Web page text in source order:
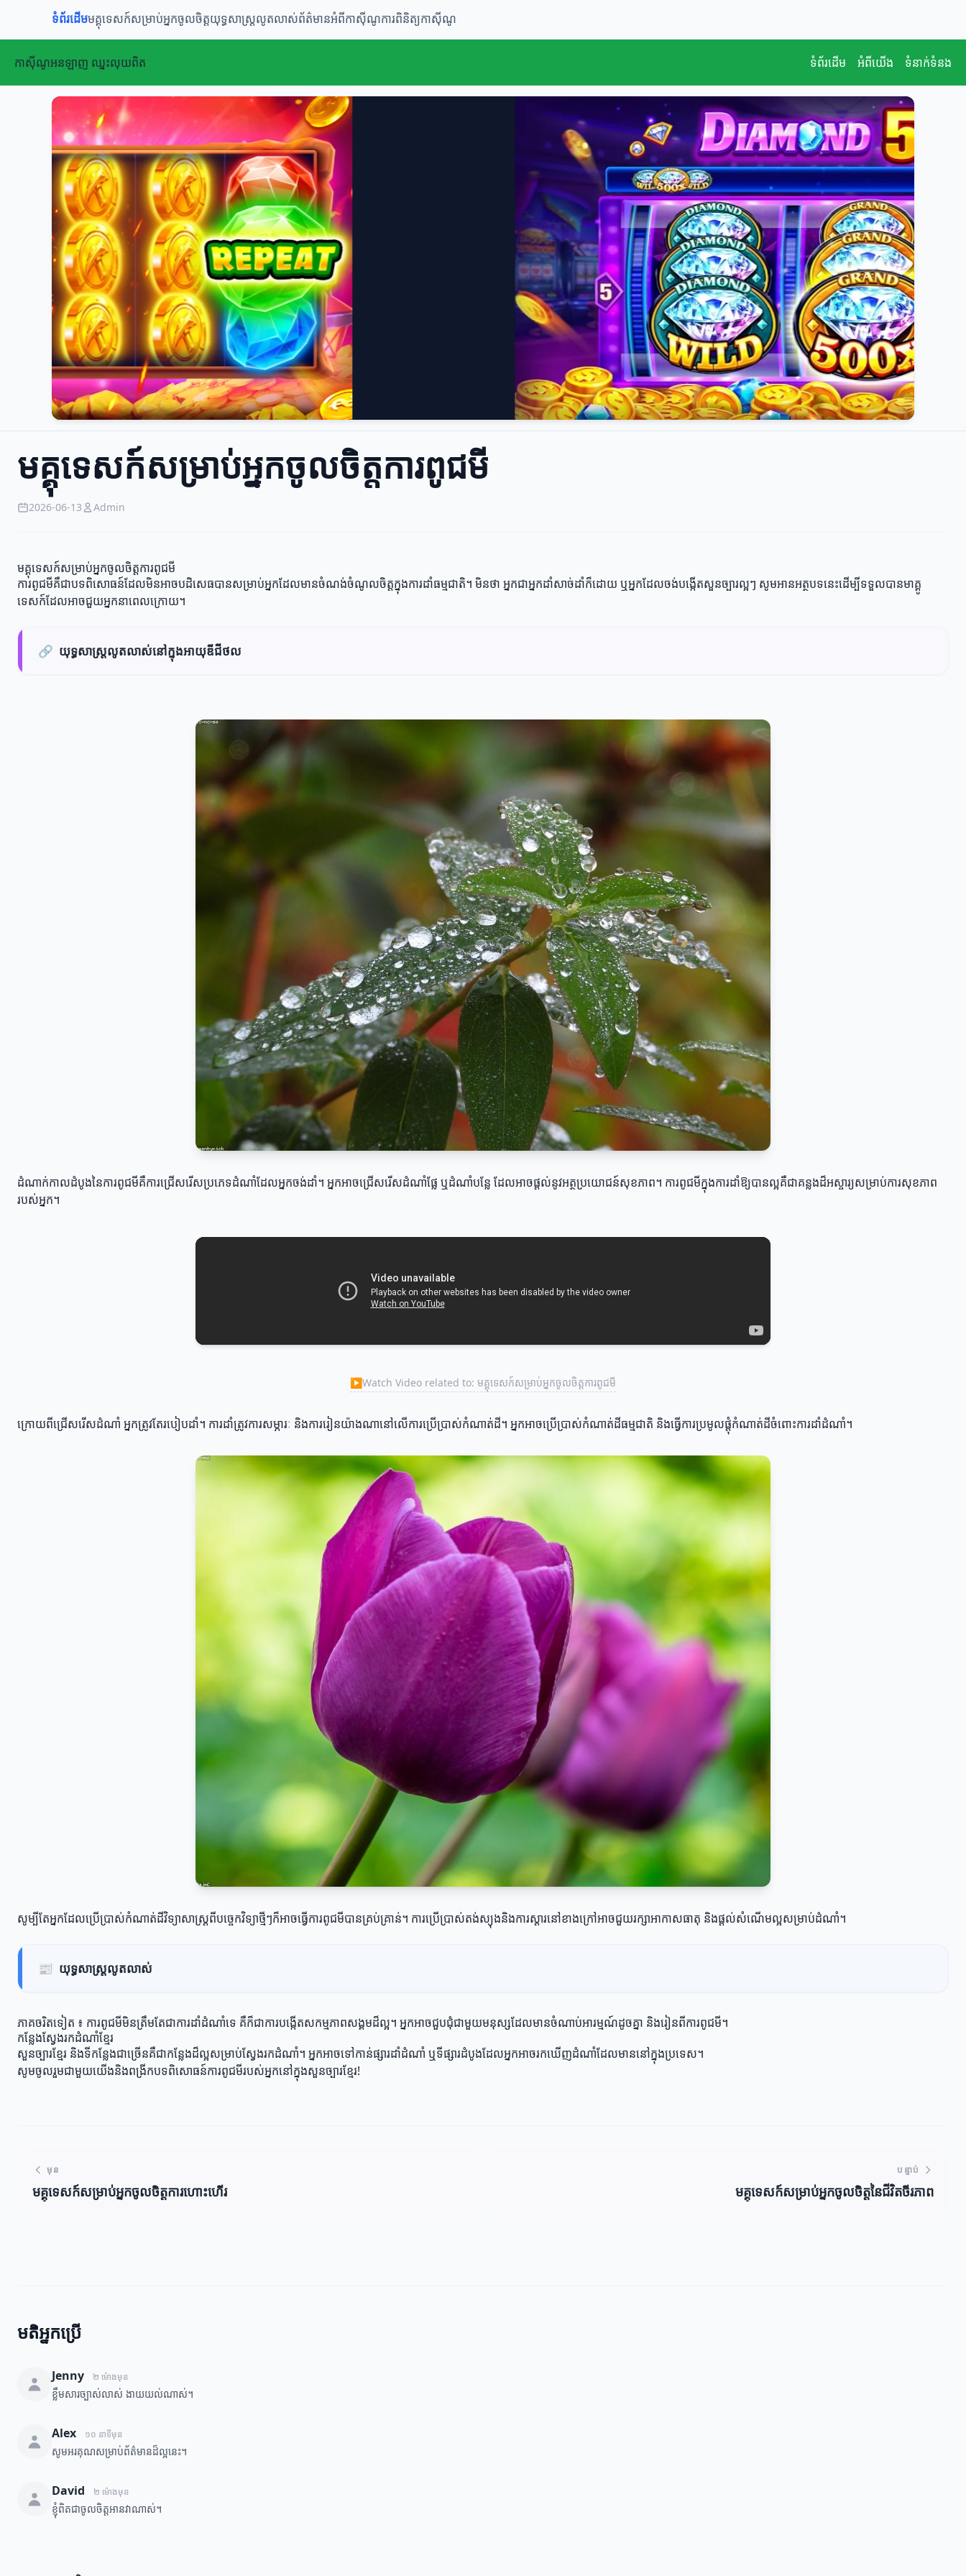
ទំព័រដើមមគ្គុទេសក៍សម្រាប់អ្នកចូលចិត្តយុទ្ធសាស្ត្រលូតលាស់ព័ត៌មានអំពីកាស៊ីណូការពិនិត្យកាស៊ីណូ
កាស៊ីណូអនឡាញ ឈ្នះលុយពិត ទំព័រដើម អំពីយើង ទំនាក់ទំនង
មគ្គុទេសក៍សម្រាប់អ្នកចូលចិត្តការពូជមី
2026-06-13 Admin
មគ្គុទេសក៍សម្រាប់អ្នកចូលចិត្តការពូជមី
ការពូជមីគឺជាបទពិសោធន៍ដែលមិនអាចបដិសេធបានសម្រាប់អ្នកដែលមានចំណង់ចំណូលចិត្តក្នុងការដាំធម្មជាតិ។ មិនថា អ្នកជាអ្នកដាំសាច់ដាំក៏ដោយ ឬអ្នកដែលចង់បង្កើតសួនច្បារល្អៗ សូមអានអត្ថបទនេះដើម្បីទទួលបានមាគ្គូ
ទេសក៍ដែលអាចជួយអ្នកនាពេលក្រោយ។
🔗 យុទ្ធសាស្ត្រលូតលាស់នៅក្នុងអាយុឌីជីថល
ដំណាក់កាលដំបូងនៃការពូជមីគឺការជ្រើសរើសប្រភេទដំណាំដែលអ្នកចង់ដាំ។ អ្នកអាចជ្រើសរើសដំណាំផ្លែ ឬដំណាំបន្លែ ដែលអាចផ្តល់នូវអត្ថប្រយោជន៍សុខភាព។ ការពូជមីក្នុងការដាំឱ្យបានល្អគឺជាគន្លងដ៏អស្ចារ្យសម្រាប់ការសុខភាព
របស់អ្នក។
▶Watch Video related to: មគ្គុទេសក៍សម្រាប់អ្នកចូលចិត្តការពូជមី
ក្រោយពីជ្រើសរើសដំណាំ អ្នកត្រូវតែរបៀបដាំ។ ការដាំត្រូវការសម្ភារៈ និងការរៀនយ៉ាងណានៅលើការប្រើប្រាស់កំណាត់ដី។ អ្នកអាចប្រើប្រាស់កំណាត់ដីធម្មជាតិ និងធ្វើការប្រមូលផ្តុំកំណាត់ដីចំពោះការដាំដំណាំ។
សូម្បីតែអ្នកដែលប្រើប្រាស់កំណាត់ដីវិទ្យាសាស្ត្រពីបច្ចេកវិទ្យាថ្មីៗក៏អាចធ្វើការពូជមីបានគ្រប់គ្រាន់។ ការប្រើប្រាស់តង់ស្យុងនិងការស្តារនៅខាងក្រៅអាចជួយរក្សាអាកាសធាតុ និងផ្ដល់សំណើមល្អសម្រាប់ដំណាំ។
📰 យុទ្ធសាស្ត្រលូតលាស់
ភាគចរិតទៀត ៖ ការពូជមីមិនត្រឹមតែជាការដាំដំណាំទេ គឺក៏ជាការបង្កើតសកម្មភាពសង្គមដ៏ល្អ។ អ្នកអាចជួបជុំជាមួយមនុស្សដែលមានចំណាប់អារម្មណ៍ដូចគ្នា និងរៀនពីការពូជមី។
កន្លែងស្វែងរកដំណាំខ្មែរ
សួនច្បារខ្មែរ និងទីកន្លែងជាច្រើនគឺជាកន្លែងដ៏ល្អសម្រាប់ស្វែងរកដំណាំ។ អ្នកអាចទៅកាន់ផ្សារដាំដំណាំ ឬទីផ្សារដំបូងដែលអ្នកអាចរកឃើញដំណាំដែលមាននៅក្នុងប្រទេស។
សូមចូលរួមជាមួយយើងនិងពង្រីកបទពិសោធន៍ការពូជមីរបស់អ្នកនៅក្នុងសួនច្បារខ្មែរ!
មុន
មគ្គុទេសក៍សម្រាប់អ្នកចូលចិត្តការហោះហើរ
បន្ទាប់
មគ្គុទេសក៍សម្រាប់អ្នកចូលចិត្តនៃជីវិតចីរភាព
មតិអ្នកប្រើ
Jenny ២ ម៉ោងមុន
ខ្លឹមសារច្បាស់លាស់ ងាយយល់ណាស់។
Alex ១០ នាទីមុន
សូមអរគុណសម្រាប់ព័ត៌មានដ៏ល្អនេះ។
David ២ ម៉ោងមុន
ខ្ញុំពិតជាចូលចិត្តអានវាណាស់។